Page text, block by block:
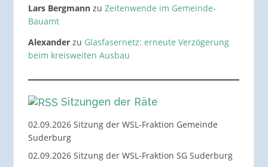
Lars Bergmannzu Zeitenwende im Gemeinde-
Bauamt
Alexanderzu Glasfasernetz: erneute Verzögerung
beim kreisweiten Ausbau
Sitzungen der Räte
02.09.2026 Sitzung der WSL-Fraktion Gemeinde
Suderburg
02.09.2026 Sitzung der WSL-Fraktion SG Suderburg